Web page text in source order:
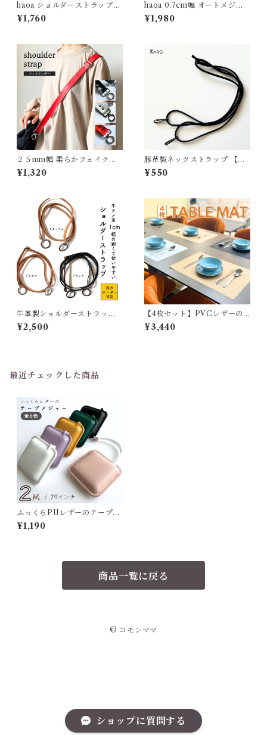
ショップに質問する
haoa ショルダーストラップ
細幅 1.0cm幅 ポーチ用肩紐 レ
ザー風 バック ショルダーベル
約75cm 最長約140cm 長さ調
節可能 ブラック レッド ホワイ
ト ブラウン ダークブラウン
¥1,760
haoa 0.7cm幅 オートメジャ
ー と 1.5cm幅 メジャー＆ホル
ダーの同色セット 200cm/79i
ト 裁縫メジャー 布メジャー お
しゃれ かわいい 測り 裁縫小物
裁縫道具 整理整頓 ペールピン
ク イエロー グリーン コンパク
¥1,980
２５mm幅 柔らかフェイクレ
ザーのショルダーストラップ
(ブラック/レッド/ホワイト)
¥1,320
豚革製ネックストラップ 【長
さオーダー可能】
¥550
牛革製ショルダーストラップ
【長さオーダー可能】
¥2,500
【4枚セット】PVCレザーの
ランチョンマット【haoa】
¥3,440
最近チェックした商品
ふっくらPUレザーのテープメ
ジャー 【haoa】
¥1,190
商品一覧に戻る
© コモンママ